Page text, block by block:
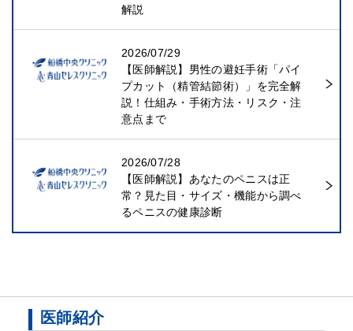
解説
2026/07/29
【医師解説】男性の避妊手術「パイ
プカット（精管結節術）」を完全解
説！仕組み・手術方法・リスク・注
意点まで
2026/07/28
【医師解説】あなたのペニスは正
常？見た目・サイズ・機能から調べ
るペニスの健康診断
医師紹介